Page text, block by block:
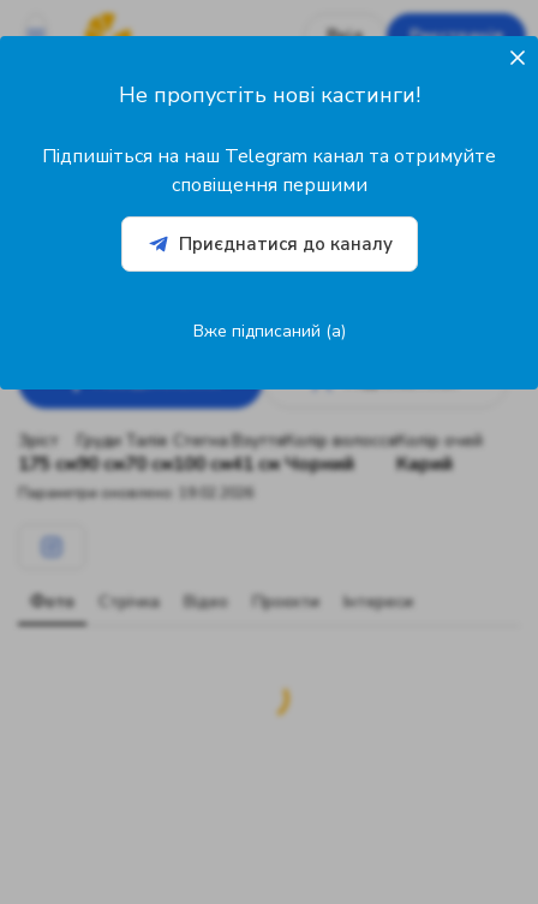
Вхід Реєстрація
0
Nadiia Mashtalir
Зріст
175 см
Груди
90 см
Талія
70 см
Стегна
100 см
Взуття
41 см
Колір волосся
Чорний
Колір очей
Карий
Параметри оновлено: 19.02.2026
Фото Стрічка Відео Проєкти Інтереси
Не пропустіть нові кастинги!
Підпишіться на наш Telegram канал та отримуйте
сповіщення першими
Приєднатися до каналу
Вже підписаний (а)